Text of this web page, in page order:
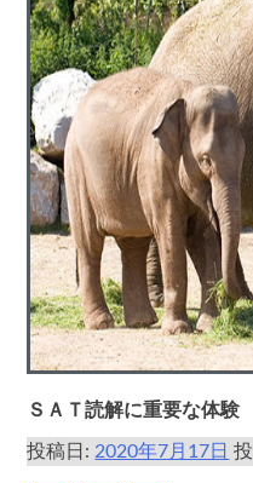
ＳＡＴ読解に重要な体験
投稿日:2020年7月17日